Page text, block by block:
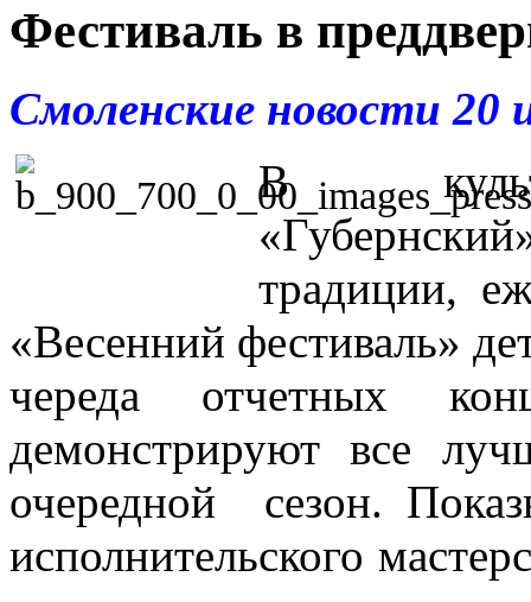
Фестиваль в
Смоленские новости 20
В
традиции,
«Весенний фестиваль»
череда отчетных
демонстрируют все
очередной сезон.
исполнительского